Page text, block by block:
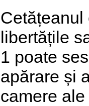
Cetățeanul
libertățile
1 poate
apărare și
camere